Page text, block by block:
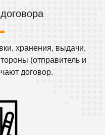
хранения, выдачи,
(отправитель и
договор.